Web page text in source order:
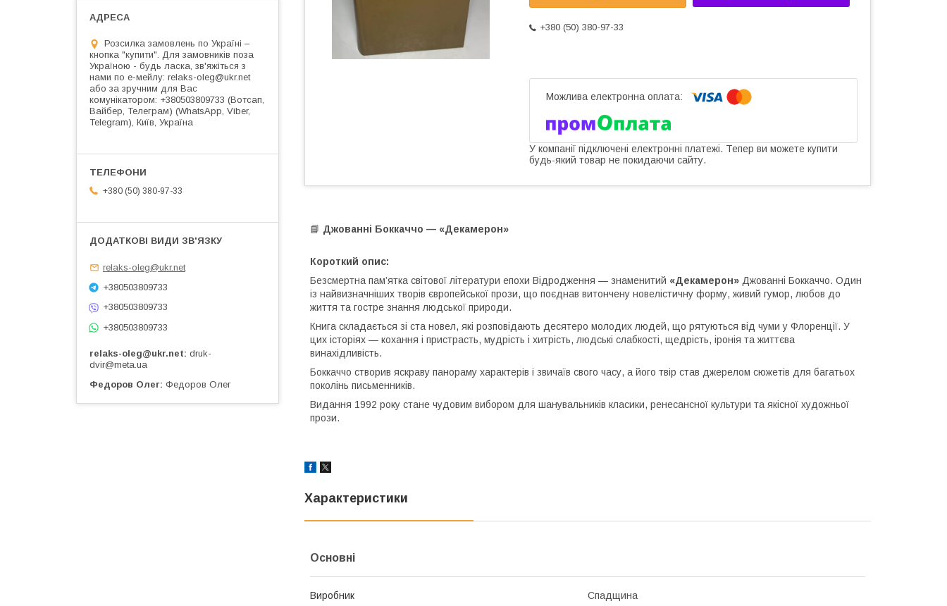
+380 (50) 380-97-33
У компанії підключені електронні платежі. Тепер ви можете купити
будь-який товар не покидаючи сайту.
📘 Джованні Боккаччо — «Декамерон»
Короткий опис:
Безсмертна пам’ятка світової літератури епохи Відродження — знаменитий «Декамерон» Джованні Боккаччо. Один
із найвизначніших творів європейської прози, що поєднав витончену новелістичну форму, живий гумор, любов до
життя та гостре знання людської природи.
Книга складається зі ста новел, які розповідають десятеро молодих людей, що рятуються від чуми у Флоренції. У
цих історіях — кохання і пристрасть, мудрість і хитрість, людські слабкості, щедрість, іронія та життєва
винахідливість.
Боккаччо створив яскраву панораму характерів і звичаїв свого часу, а його твір став джерелом сюжетів для багатьох
поколінь письменників.
Видання 1992 року стане чудовим вибором для шанувальників класики, ренесансної культури та якісної художньої
прози.
Характеристики
Основні
Виробник Спадщина
Розсилка замовлень по Україні –
кнопка "купити". Для замовників поза
Україною - будь ласка, зв'яжіться з
нами по е-мейлу: relaks-oleg@ukr.net
або за зручним для Вас
комунікатором: +380503809733 (Вотсап,
Вайбер, Телеграм) (WhatsApp, Viber,
Telegram), Київ, Україна
+380 (50) 380-97-33
relaks-oleg@ukr.net
+380503809733
+380503809733
+380503809733
relaks-oleg@ukr.net druk-
dvir@meta.ua
Федоров Олег Федоров Олег